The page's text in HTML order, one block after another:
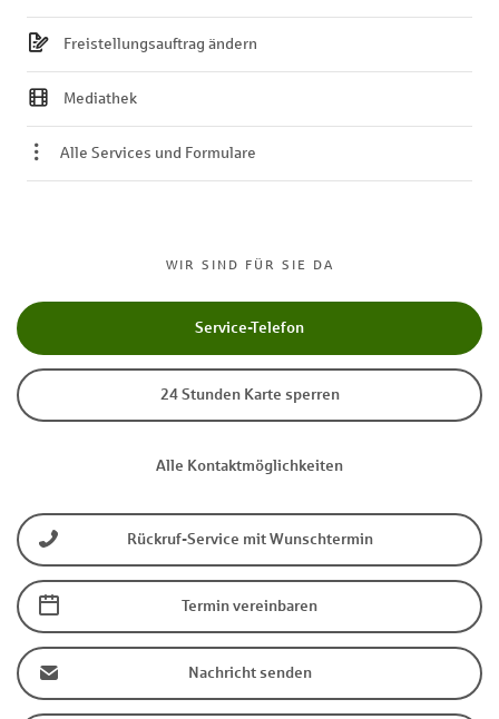
WIR SIND FÜR SIE DA
Service-Telefon
24 Stunden Karte sperren
Alle Kontaktmöglichkeiten
Rückruf-Service mit Wunschtermin
Termin vereinbaren
Nachricht senden
Freistellungsauftrag ändern
Mediathek
Alle Services und Formulare